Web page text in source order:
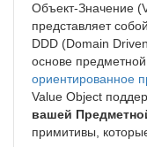
Объект-Значение
представляет
DDD (Domain
основе
ориентированное
Value Object
вашей
примитивы,